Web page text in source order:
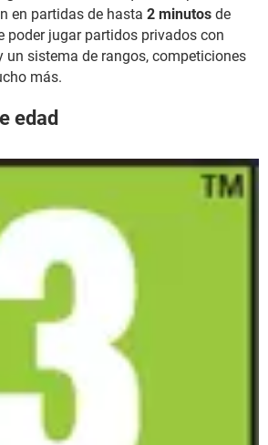
en partidas de hasta 2 minutos de
poder jugar partidos privados con
un sistema de rangos, competiciones
más.
edad